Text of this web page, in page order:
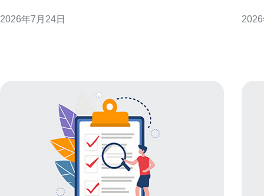
议，适合运维、架构与安全团队参考。 香港交易所平
2026年7月24日
服务